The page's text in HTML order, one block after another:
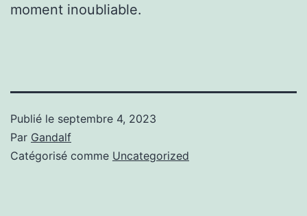
moment inoubliable.
Publié le septembre 4, 2023
Par Gandalf
Catégorisé comme Uncategorized